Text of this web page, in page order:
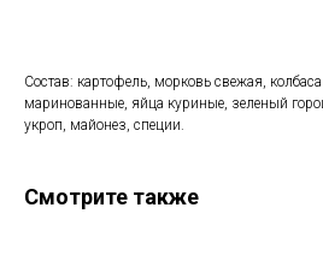
Состав: картофель, морковь свежая,
маринованные, яйца куриные, зеленый
укроп, майонез, специи.
Смотрите также